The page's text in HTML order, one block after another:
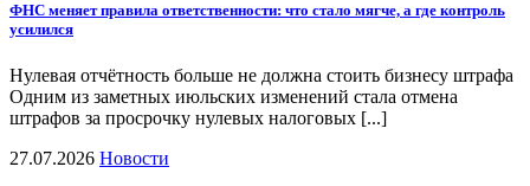
ФНС меняет правила ответственности: что стало мягче, а где контроль
усилился
Нулевая отчётность больше не должна стоить бизнесу штрафа
Одним из заметных июльских изменений стала отмена
штрафов за просрочку нулевых налоговых [...]
27.07.2026 Новости